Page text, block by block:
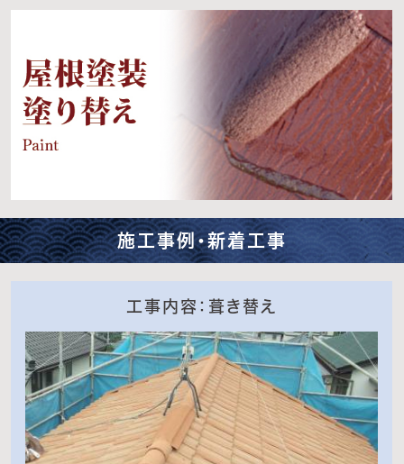
施工事例・新着工事
工事内容：葺き替え